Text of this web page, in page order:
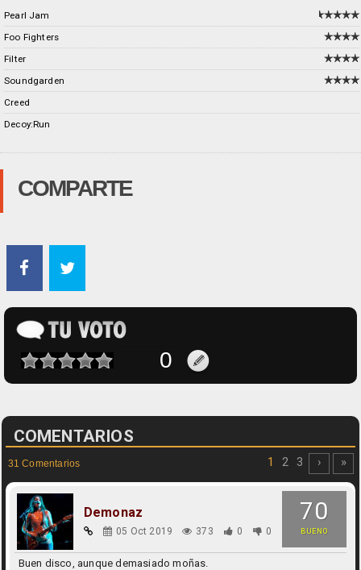
Pearl Jam
Foo Fighters
Filter
Soundgarden
Creed
Decoy:Run
COMPARTE
COMENTARIOS
31 Comentarios 1 2 3 › »
70
BUENO
Demonaz
05 Oct 2019 373 0 0
Buen disco, aunque demasiado moñas.